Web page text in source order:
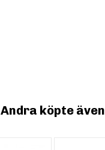
Andra köpte även